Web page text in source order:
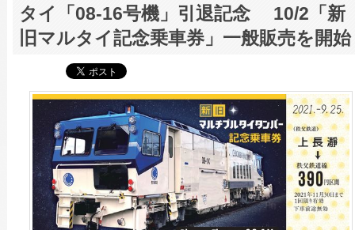
タイ「08-16号機」引退記念 10/2「新
旧マルタイ記念乗車券」一般販売を開始